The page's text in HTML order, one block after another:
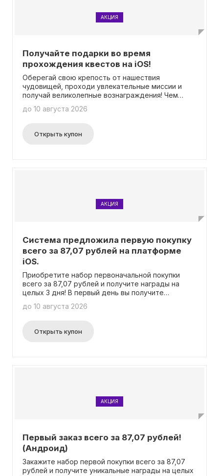
АКЦИЯ
Получайте подарки во время
прохождения квестов на iOS!
Оберегай свою крепость от нашествия
чудовищей, проходи увлекательные миссии и
получай великолепные вознаграждения! Чем
ценные подарки ждут тебя. Никаких промокодов
до 10 августа 2026
Открыть купон
АКЦИЯ
Система предложила первую покупку
всего за 87,07 рублей на платформе
iOS.
Приобретите набор первоначальной покупки
всего за 87,07 рублей и получите награды на
целых 3 дня! В первый день вы получите
1 000 000 золота, 1000 самоцветов, 10 флаконов
день вы получите 100 книг пытова гоблинов 1
ранга, 200 самоцветов, 1 000 000 золота, 100
до 10 августа 2026
Открыть купон
АКЦИЯ
Первый заказ всего за 87,07 рублей!
(Андроид)
Закажите набор первой покупки всего за 87,07
рублей и получите уникальные награды на целых